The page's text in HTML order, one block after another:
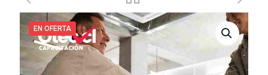
EN OFERTA